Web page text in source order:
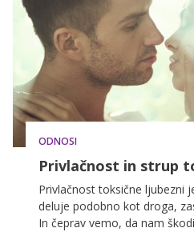
v romantične pravljice, vsaj
preplavljajo hormoni sreče in
enostavno zamislimo, da se
roko v roki sprehajali kot tisti
slučajno opazili. In tudi, kako
vedno gledajo z nežnostjo in
samo občudujemo, medtem
opravkih.
ODNOSI
Privlačnost in strup
Privlačnost toksične ljubezni
deluje podobno kot droga,
In čeprav vemo, da nam